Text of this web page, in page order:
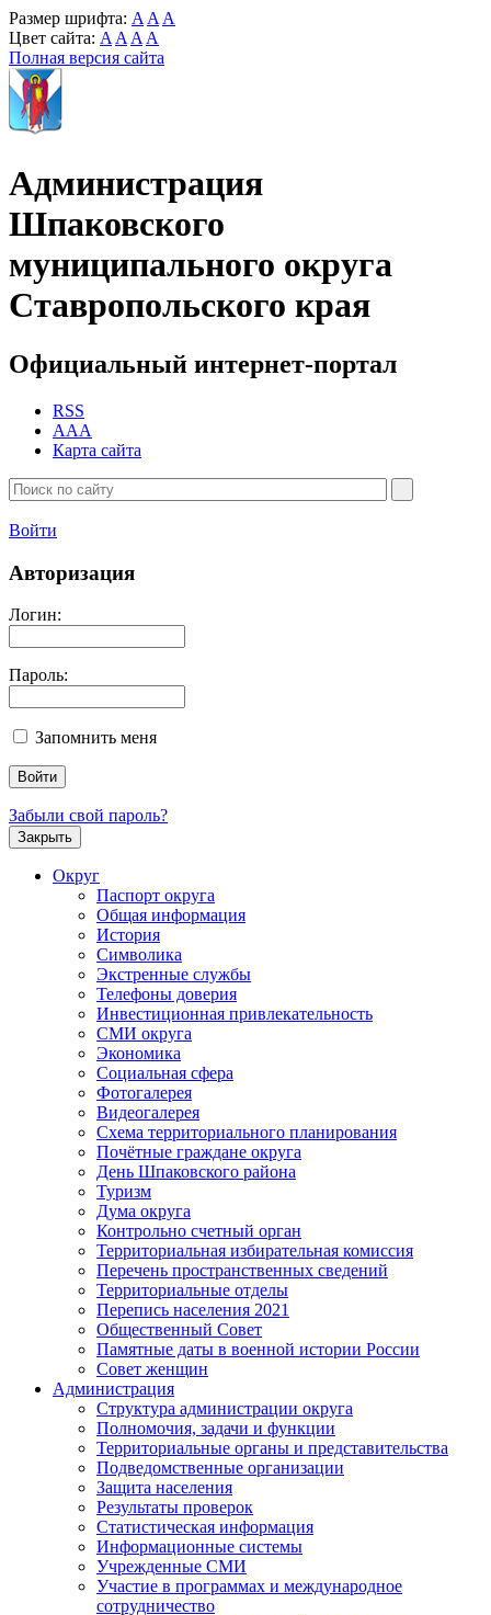
Размер шрифта: A A A
Цвет сайта: A A A A
Полная версия сайта
Администрация
Шпаковского
муниципального округа
Ставропольского края
Официальный интернет-портал
RSS
AAA
Карта сайта
Войти
Авторизация
Логин:
Пароль:
Запомнить меня
Забыли свой пароль?
Закрыть
Округ
Паспорт округа
Общая информация
История
Символика
Экстренные службы
Телефоны доверия
Инвестиционная привлекательность
СМИ округа
Экономика
Социальная сфера
Фотогалерея
Видеогалерея
Схема территориального планирования
Почётные граждане округа
День Шпаковского района
Туризм
Дума округа
Контрольно счетный орган
Территориальная избирательная комиссия
Перечень пространственных сведений
Территориальные отделы
Перепись населения 2021
Общественный Совет
Памятные даты в военной истории России
Совет женщин
Администрация
Структура администрации округа
Полномочия, задачи и функции
Территориальные органы и представительства
Подведомственные организации
Защита населения
Результаты проверок
Статистическая информация
Информационные системы
Учрежденные СМИ
Участие в программах и международное
сотрудничество